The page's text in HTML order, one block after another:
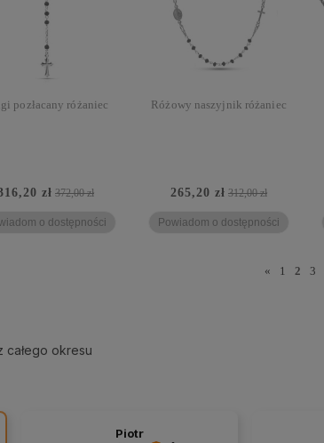
pozłacany różaniec
zł 372,00 zł
o dostępności
Różowy naszyjnik różaniec
265,20 zł 312,00 zł
Powiadom o dostępności
« 1 2 3
całego okresu
Piotr